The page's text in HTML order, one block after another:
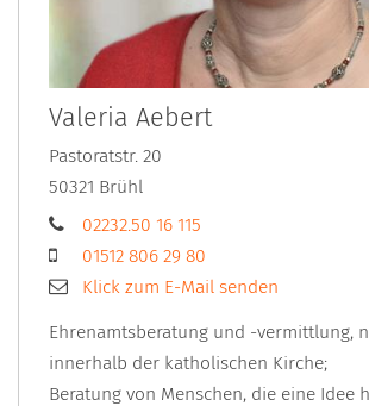
Valeria Aebert
Pastoratstr. 20
50321 Brühl
02232.50 16 115
01512 806 29 80
Klick zum E-Mail senden
Ehrenamtsberatung und -vermittlung,
innerhalb der katholischen Kirche;
Beratung von Menschen, die eine Idee